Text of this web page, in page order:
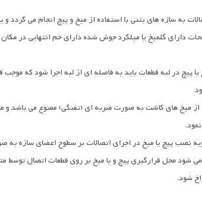
به سازه هاي بتنی با استفاده از میخ و پیچ انجام می گردد
داراي گلمیخ یا میلگرد جوش شده داراي خم انتهایی در
پیچ در لبه قطعات باید به فاصله اي از لبه اجرا شود که
از میخ هاي کاشت به صورت ضربه اي (تفنگی) ممنوع می باشد
نصب پیچ یا میخ در اجراي اتصالات بر سطوح اعضاي سازه به
شود محل قرارگیري پیچ و یا میخ بر روي قطعات اتصال توسط
شود.